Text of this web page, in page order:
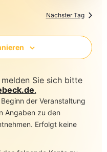
Nächster Tag
Sie sich bitte
.
der Veranstaltung
Angaben zu den
Erfolgt keine